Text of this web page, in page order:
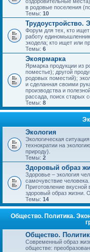
в родовые поселения
Темы: 10
Трудоустройство.
Форум для тех, кто
работу
экодела; кто ищет или
Темы: 6
Экоярмарка
Ярмарка продукции из
поместье); другой
родовых поместий);
и сделанная своими
производства и
рассада, поиск старых
Темы: 8
Экология
Экологическая
технократии на
природу).
Темы: 2
Здоровый образ
Здоровье – экология
самочувствие
Приготовление вкусной
здоровый образ жизни.
Темы: 14
Общество. Политика.
Общество.
Современный образ
обществе: